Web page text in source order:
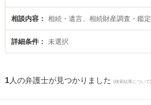
い』『初回相談無料で相続財産調査・鑑定を法律相談
に相談予約したい』などでお困りの相談者さんにおす
相談内容 相続・遺言、相続財産調査・鑑定
詳細条件 未選択
1 人の弁護士が見つかりました (検索結果について